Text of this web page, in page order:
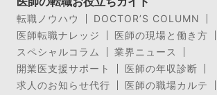
転職ノウハウ
DOCTOR’S COLUMN
医師転職ナレッジ
医師の現場と働き方
スペシャルコラム
業界ニュース
開業医支援サポート
医師の年収診断
求人のお知らせ代行
医師の職場カルテ